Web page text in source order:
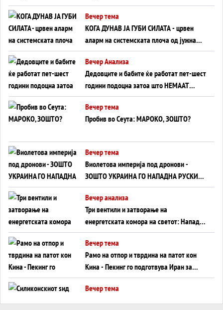
Вечер тема
КОГА ДУНАВ ЈА ГУБИ СИЛАТА - црвен
аларм на системската плоча од јужна
Германија до Црното Море...
Вечер Анализа
Дедовците и бабите ќе работат пет-шест
години подоцна затоа што НЕМААТ
ВНУЦИ ДА ГИ ЗАМЕНАТ
Вечер тема
Пробив во Сеута: МАРОКО, ЗОШТО?
Вечер тема
Виолетова империја под дронови -
ЗОШТО УКРАИНА ГО НАПАДНА РУСКИОТ
WILDBERRIES
Вечер анализа
Три вентили и затворање на
енергетската комора на светот: Нападот
во Суец најавува глобален енергетски
инфаркт?
Вечер тема
Рамо на отпор и тврдина на патот кон
Кина - Пекинг го подготвува Иран за
американска копнена инвазија
Вечер тема